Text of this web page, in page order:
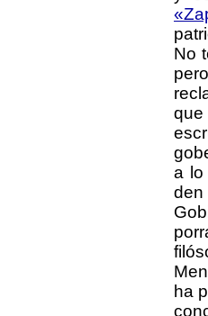
No
que
a lo
ha